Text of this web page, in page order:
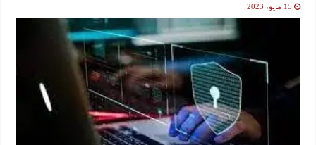
15 مايو، 2023